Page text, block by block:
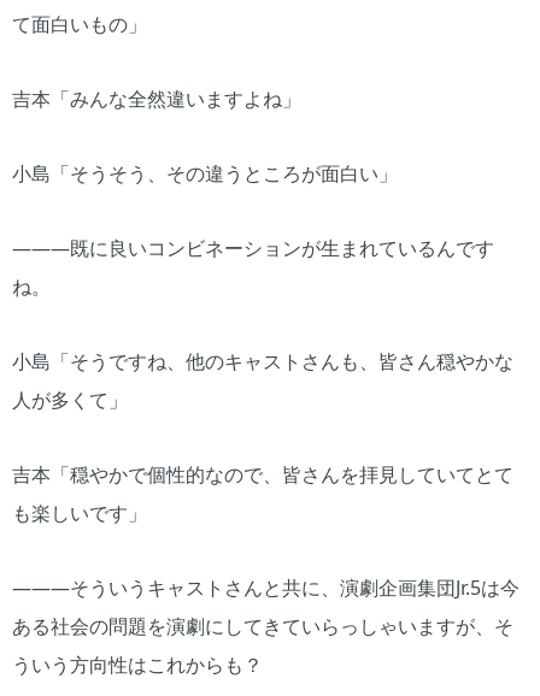
て面白いもの」
吉本「みんな全然違いますよね」
小島「そうそう、その違うところが面白い」
―――既に良いコンビネーションが生まれているんです
ね。
小島「そうですね、他のキャストさんも、皆さん穏やかな
人が多くて」
吉本「穏やかで個性的なので、皆さんを拝見していてとて
も楽しいです」
―――そういうキャストさんと共に、演劇企画集団Jr.5は今
ある社会の問題を演劇にしてきていらっしゃいますが、そ
ういう方向性はこれからも？